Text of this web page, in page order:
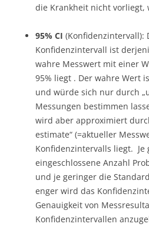
die Krankheit nicht vorliegt,
95% CI (Konfidenzintervall):
Konfidenzintervall ist
wahre Messwert mit einer
95% liegt . Der wahre Wert
und würde sich nur durch
Messungen bestimmen
wird aber approximiert
estimate“ (=aktueller
Konfidenzintervalls liegt. Je
eingeschlossene Anzahl
und je geringer die
enger wird das
Genauigkeit von
Konfidenzintervallen